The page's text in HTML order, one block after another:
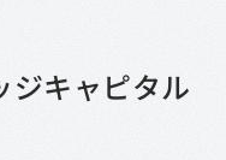
ジキャピタル